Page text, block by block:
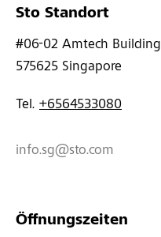
Sto Standort
#06-02 Amtech Building
575625 Singapore
Tel. +6564533080
info.sg@sto.com
Öffnungszeiten